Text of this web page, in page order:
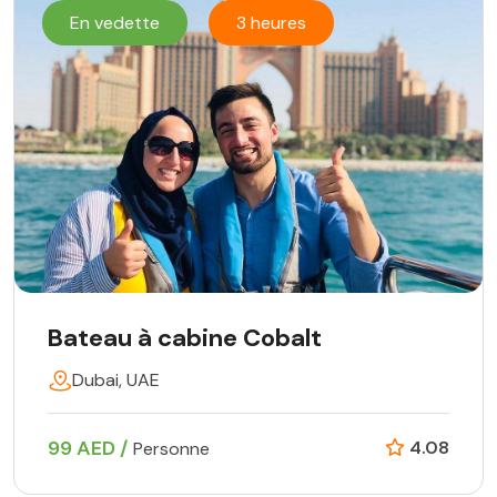
En vedette 3 heures
Bateau à cabine Cobalt
Dubai, UAE
99 AED / Personne 4.08